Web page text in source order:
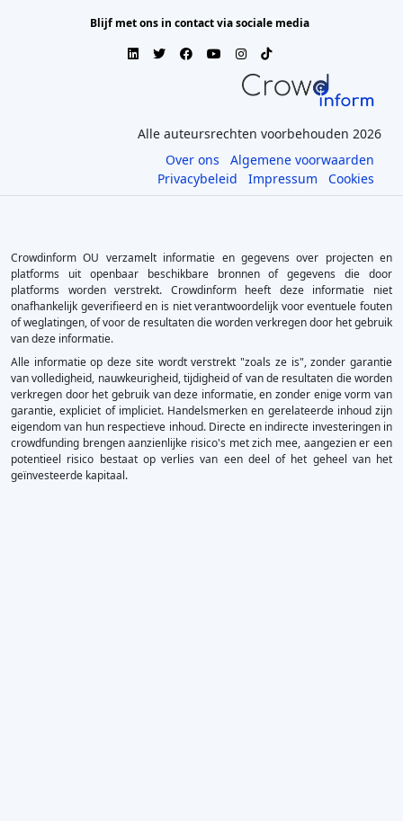
Blijf met ons in contact via sociale media
Alle auteursrechten voorbehouden 2026
Over ons
Algemene voorwaarden
Privacybeleid
Impressum Cookies
Crowdinform OU verzamelt informatie en gegevens over projecten en
platforms uit openbaar beschikbare bronnen of gegevens die door
platforms worden verstrekt. Crowdinform heeft deze informatie niet
onafhankelijk geverifieerd en is niet verantwoordelijk voor eventuele fouten
of weglatingen, of voor de resultaten die worden verkregen door het gebruik
van deze informatie.
Alle informatie op deze site wordt verstrekt "zoals ze is", zonder garantie
van volledigheid, nauwkeurigheid, tijdigheid of van de resultaten die worden
verkregen door het gebruik van deze informatie, en zonder enige vorm van
garantie, expliciet of impliciet. Handelsmerken en gerelateerde inhoud zijn
eigendom van hun respectieve inhoud. Directe en indirecte investeringen in
crowdfunding brengen aanzienlijke risico's met zich mee, aangezien er een
potentieel risico bestaat op verlies van een deel of het geheel van het
geïnvesteerde kapitaal.